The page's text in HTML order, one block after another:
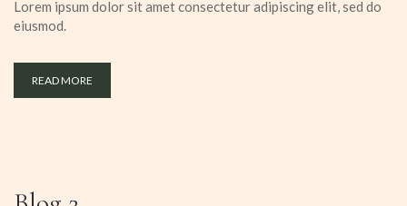
Lorem ipsum dolor sit amet consectetur adipiscing elit, sed do
eiusmod.
READ MORE